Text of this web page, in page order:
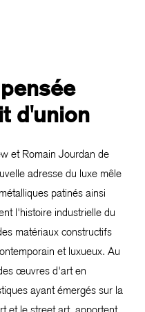
d'union
et Romain Jourdan de
adresse du luxe mêle
patinés ainsi
l'histoire industrielle du
matériaux constructifs
et luxueux. Au
œuvres d'art en
ayant émergés sur la